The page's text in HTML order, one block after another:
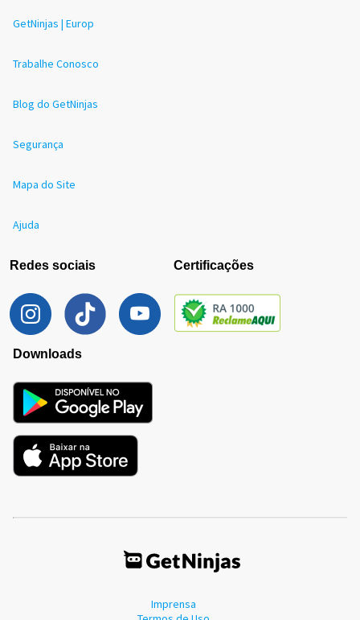
GetNinjas | Europ
Trabalhe Conosco
Blog do GetNinjas
Segurança
Mapa do Site
Ajuda
Redes sociais Certificações
Downloads
Imprensa